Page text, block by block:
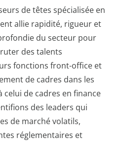
de têtes spécialisée en
allie rapidité, rigueur et
du secteur pour
des talents
fonctions front-office et
de cadres dans les
celui de cadres en finance
des leaders qui
de marché volatils,
réglementaires et